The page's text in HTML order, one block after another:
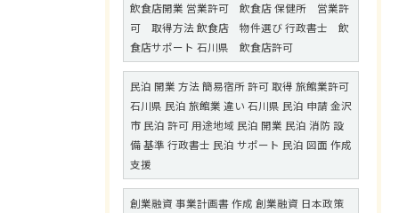
飲食店開業 営業許可 飲食店 保健所 営業許
可 取得方法 飲食店 物件選び 行政書士 飲
食店サポート 石川県 飲食店許可
民泊 開業 方法 簡易宿所 許可 取得 旅館業許可
石川県 民泊 旅館業 違い 石川県 民泊 申請 金沢
市 民泊 許可 用途地域 民泊 開業 民泊 消防 設
備 基準 行政書士 民泊 サポート 民泊 図面 作成
支援
創業融資 事業計画書 作成 創業融資 日本政策